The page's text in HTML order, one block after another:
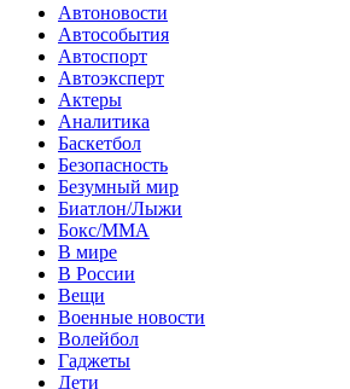
Автоновости
Автособытия
Автоспорт
Автоэксперт
Актеры
Аналитика
Баскетбол
Безопасность
Безумный мир
Биатлон/Лыжи
Бокс/MMA
В мире
В России
Вещи
Военные новости
Волейбол
Гаджеты
Дети